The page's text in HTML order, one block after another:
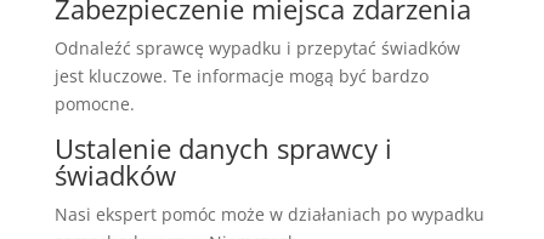
Zabezpieczenie miejsca zdarzenia
Odnaleźć sprawcę wypadku i przepytać świadków
jest kluczowe. Te informacje mogą być bardzo
pomocne.
Ustalenie danych sprawcy i
świadków
Nasi ekspert pomóc może w działaniach po wypadku